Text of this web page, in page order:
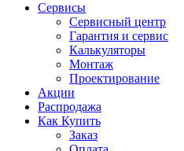
Сервисы
Сервисный центр
Гарантия и сервис
Калькуляторы
Монтаж
Проектирование
Акции
Распродажа
Как Купить
Заказ